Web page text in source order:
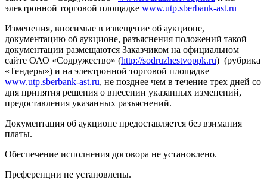
электронной торговой площадке www.utp.sberbank-ast.ru
Изменения, вносимые в извещение об аукционе,
документацию об аукционе, разъяснения положений такой
документации размещаются Заказчиком на официальном
сайте ОАО «Содружество» (http://sodruzhestvoppk.ru) (рубрика
«Тендеры») и на электронной торговой площадке
www.utp.sberbank-ast.ru, не позднее чем в течение трех дней со
дня принятия решения о внесении указанных изменений,
предоставления указанных разъяснений.
Документация об аукционе предоставляется без взимания
платы.
Обеспечение исполнения договора не установлено.
Преференции не установлены.